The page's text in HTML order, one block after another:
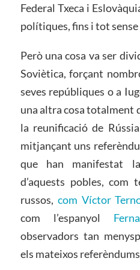
Federal Txeca i
polítiques, fins i tot
Però una cosa va ser
Soviètica, forçant
seves repúbliques o a
una altra cosa totalment
la reunificació de
mitjançant uns
que han manifestat
d’aquests pobles, com
russos, com Víctor
com l’espanyol
observadors tan
els mateixos